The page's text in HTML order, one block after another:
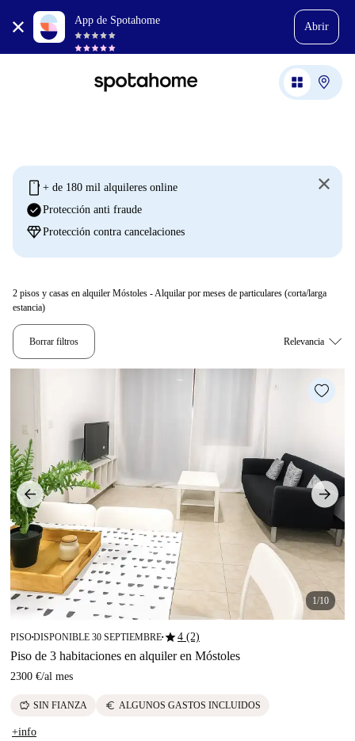
App de Spotahome
Abrir
mobile + de 180 mil alquileres online
check_circleProtección anti fraude
diamondProtección contra cancelaciones
2 pisos y casas en alquiler Móstoles - Alquilar por meses de particulares (corta/larga
estancia)
Borrar filtros
1/10
PISO■DISPONIBLE 30 SEPTIEMBRE■star4 (2)
Piso de 3 habitaciones en alquiler en Móstoles
2300 €/al mes
savings SIN FIANZA euro ALGUNOS GASTOS INCLUIDOS
+info